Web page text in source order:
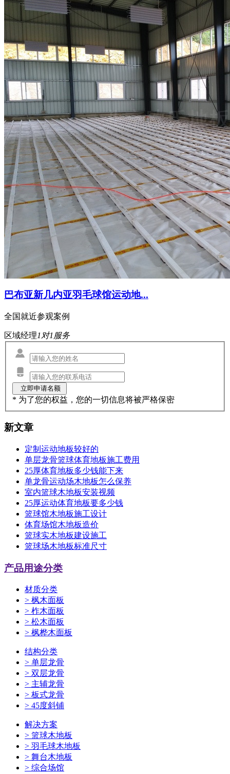
巴布亚新几内亚羽毛球馆运动地...
全国就近参观案例
区域经理1对1服务
* 为了您的权益，您的一切信息将被严格保密
新文章
定制运动地板较好的
单层龙骨篮球体育地板施工费用
25厚体育地板多少钱能下来
单龙骨运动场木地板怎么保养
室内篮球木地板安装视频
25厚运动体育地板要多少钱
篮球馆木地板施工设计
体育场馆木地板造价
篮球实木地板建设施工
篮球场木地板标准尺寸
产品用途分类
材质分类
> 枫木面板
> 柞木面板
> 松木面板
> 枫桦木面板
结构分类
> 单层龙骨
> 双层龙骨
> 主辅龙骨
> 板式龙骨
> 45度斜铺
解决方案
> 篮球木地板
> 羽毛球木地板
> 舞台木地板
> 综合场馆